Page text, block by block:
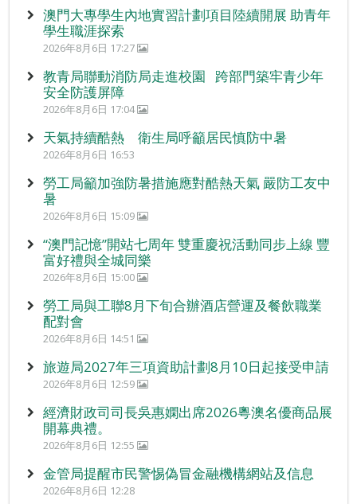
澳門大專學生內地實習計劃項目陸續開展 助青年
學生職涯探索
2026年8月6日 17:27
教青局聯動消防局走進校園 跨部門築牢青少年
安全防護屏障
2026年8月6日 17:04
天氣持續酷熱 衛生局呼籲居民慎防中暑
2026年8月6日 16:53
勞工局籲加強防暑措施應對酷熱天氣 嚴防工友中
暑
2026年8月6日 15:09
“澳門記憶”開站七周年 雙重慶祝活動同步上線 豐
富好禮與全城同樂
2026年8月6日 15:00
勞工局與工聯8月下旬合辦酒店營運及餐飲職業
配對會
2026年8月6日 14:51
旅遊局2027年三項資助計劃8月10日起接受申請
2026年8月6日 12:59
經濟財政司司長吳惠嫻出席2026粵澳名優商品展
開幕典禮。
2026年8月6日 12:55
金管局提醒市民警惕偽冒金融機構網站及信息
2026年8月6日 12:28